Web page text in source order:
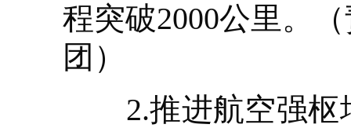
程突破2000公里。
团）
2.推进航空强枢